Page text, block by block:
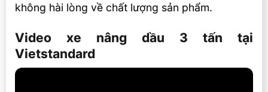
không hài lòng về chất lượng sản phẩm.
Video xe nâng dầu 3 tấn tại
Vietstandard